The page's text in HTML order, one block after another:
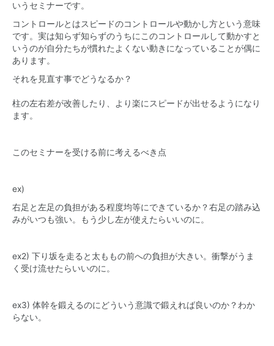
いうセミナーです。
コントロールとはスピードのコントロールや動かし方という意味
です。実は知らず知らずのうちにこのコントロールして動かすと
いうのが自分たちが慣れたよくない動きになっていることが偶に
あります。
それを見直す事でどうなるか？
柱の左右差が改善したり、より楽にスピードが出せるようになり
ます。
このセミナーを受ける前に考えるべき点
ex)
右足と左足の負担がある程度均等にできているか？右足の踏み込
みがいつも強い。もう少し左が使えたらいいのに。
ex2) 下り坂を走ると太ももの前への負担が大きい。衝撃がうま
く受け流せたらいいのに。
ex3) 体幹を鍛えるのにどういう意識で鍛えれば良いのか？わか
らない。